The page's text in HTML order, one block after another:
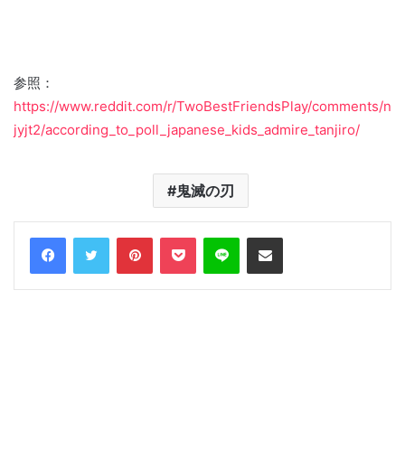
参照：
https://www.reddit.com/r/TwoBestFriendsPlay/comments/n
jyjt2/according_to_poll_japanese_kids_admire_tanjiro/
鬼滅の刃
FacebookTwitter PinterestPocket Line Share via Email